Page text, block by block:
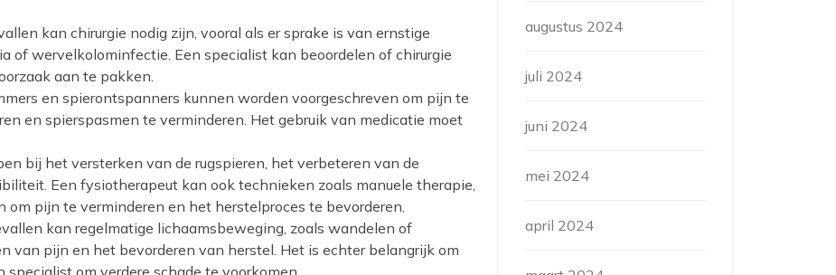
kan chirurgie nodig zijn, vooral als er sprake is van ernstige
of wervelkolominfectie. Een specialist kan beoordelen of chirurgie
aan te pakken.
en spierontspanners kunnen worden voorgeschreven om pijn te
en spierspasmen te verminderen. Het gebruik van medicatie moet
bij het versterken van de rugspieren, het verbeteren van de
Een fysiotherapeut kan ook technieken zoals manuele therapie,
om pijn te verminderen en het herstelproces te bevorderen.
kan regelmatige lichaamsbeweging, zoals wandelen of
van pijn en het bevorderen van herstel. Het is echter belangrijk om
augustus 2024
juli 2024
juni 2024
mei 2024
april 2024